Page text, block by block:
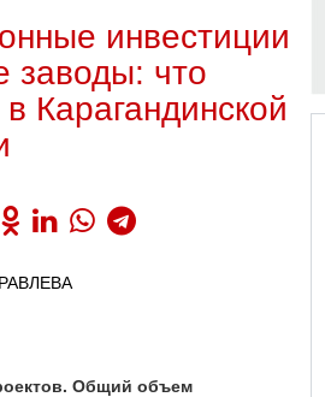
инвестиции
заводы: что
в Карагандинской
Общий объем